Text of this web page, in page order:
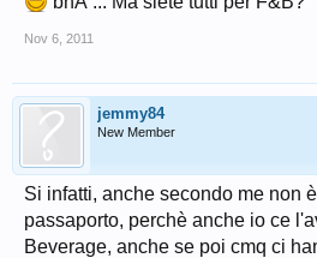
Nov 6, 2011
jemmy84
New Member
Si infatti, anche secondo me non
passaporto, perchè anche io ce
Beverage, anche se poi cmq ci